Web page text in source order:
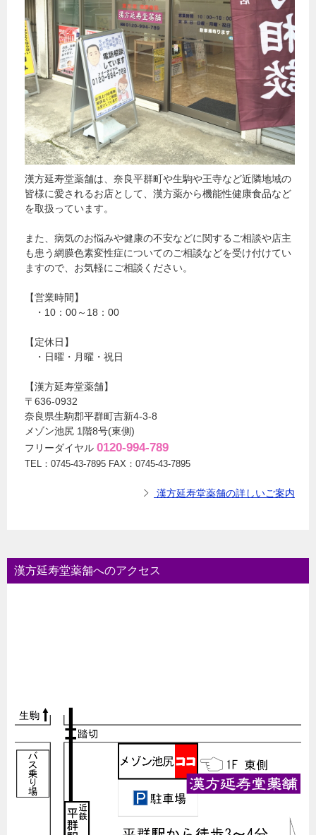
漢方延寿堂薬舗は、奈良平群町や生駒や王寺など近隣地域の
皆様に愛されるお店として、漢方薬から機能性健康食品など
を取扱っています。
また、病気のお悩みや健康の不安などに関するご相談や店主
も患う網膜色素変性症についてのご相談などを受け付けてい
ますので、お気軽にご相談ください。
【営業時間】
・10：00～18：00
【定休日】
・日曜・月曜・祝日
【漢方延寿堂薬舗】
〒636-0932
奈良県生駒郡平群町吉新4-3-8
メゾン池尻 1階8号(東側)
フリーダイヤル 0120-994-789
TEL：0745-43-7895 FAX：0745-43-7895
漢方延寿堂薬舗の詳しいご案内
漢方延寿堂薬舗へのアクセス